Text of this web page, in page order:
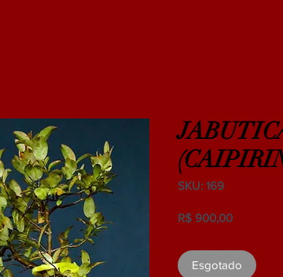
SKU: 169
R$ 900,00Preço
Esgotado